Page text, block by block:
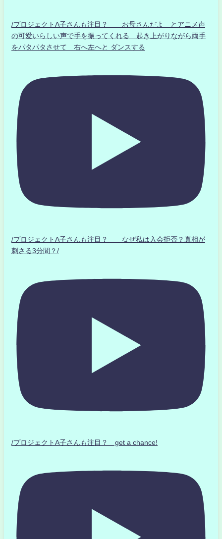
/プロジェクトA子さんも注目？ お母さんだよ とアニメ声
の可愛いらしい声で手を振ってくれる 起き上がりながら両手
をパタパタさせて 右へ左へと ダンスする
/プロジェクトA子さんも注目？ なぜ私は入会拒否？真相が
刺さる3分間？/
/プロジェクトA子さんも注目？ get a chance!